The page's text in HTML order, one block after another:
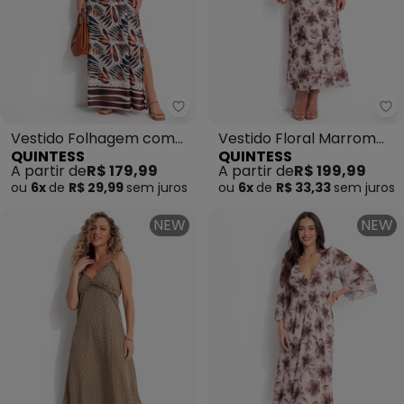
Quintess - Vestido Folhagem
Vestido Folhagem com
Barrado em Malha Fria
QUINTESS
A partir deR$ 179,99
ou 6x de R$ 29,99 sem juros
Vestido Floral Marrom
em Tule
QUINTESS
A partir deR$ 199,99
ou 6x de R$ 33,33 sem juros
NEW NEW